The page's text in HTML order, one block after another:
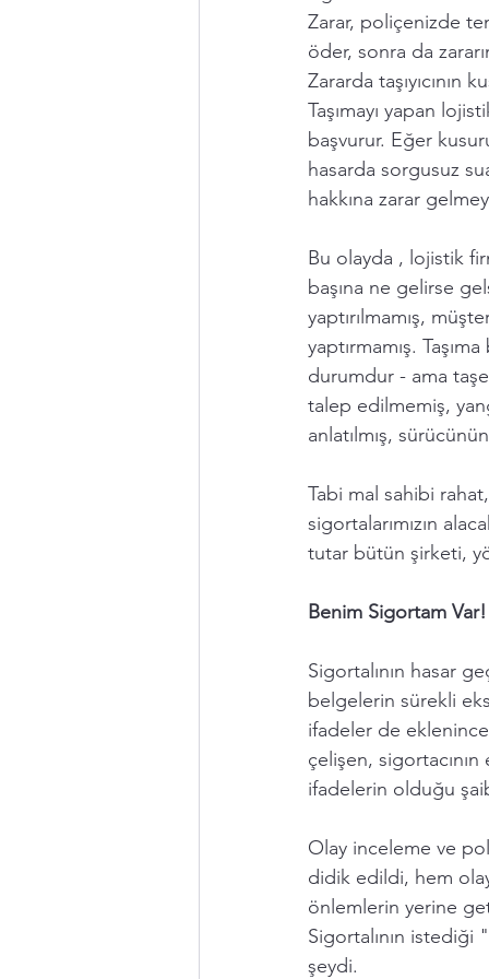
Zarar, poliçenizde
öder, sonra da
Zararda taşıyıcının
Taşımayı yapan
başvurur. Eğer
hasarda sorgusuz
hakkına zarar
Bu olayda , lojistik
başına ne gelirse
yaptırılmamış,
yaptırmamış.
durumdur - ama
talep edilmemiş,
anlatılmış,
Tabi mal sahibi
sigortalarımızın
tutar bütün şirketi,
Benim Sigortam Var!
Sigortalının hasar
belgelerin sürekli
ifadeler de
çelişen,
ifadelerin olduğu
Olay inceleme ve
didik edildi, hem
önlemlerin yerine
Sigortalının
şeydi.